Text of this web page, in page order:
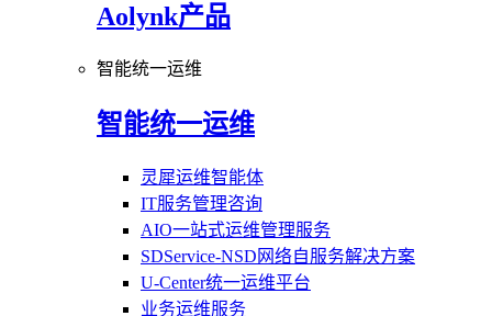
Aolynk产品
智能统一运维
智能统一运维
灵犀运维智能体
IT服务管理咨询
AIO一站式运维管理服务
SDService-NSD网络自服务解决方案
U-Center统一运维平台
业务运维服务